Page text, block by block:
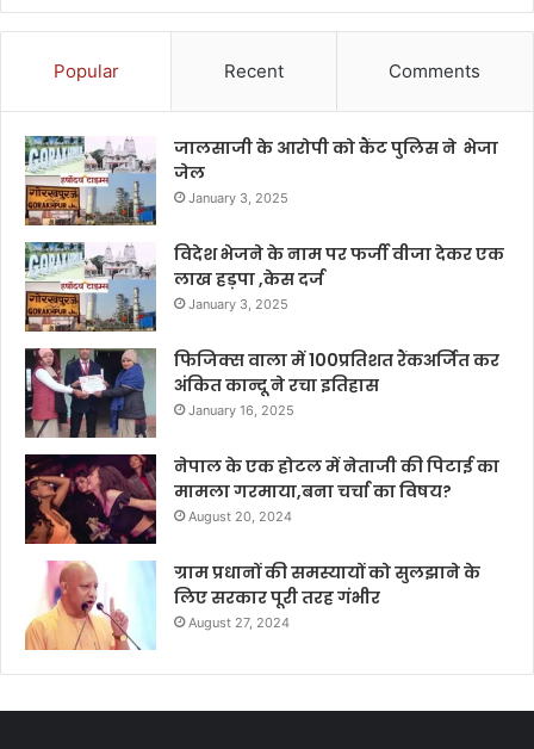
Popular Recent Comments
जालसाजी के आरोपी को कैंट पुलिस ने भेजा
जेल
January 3, 2025
विदेश भेजने के नाम पर फर्जी वीजा देकर एक
लाख हड़पा ,केस दर्ज
January 3, 2025
फिजिक्स वाला में 100प्रतिशत रैंकअर्जित कर
अंकित कान्दू ने रचा इतिहास
January 16, 2025
नेपाल के एक होटल में नेताजी की पिटाई का
मामला गरमाया,बना चर्चा का विषय?
August 20, 2024
ग्राम प्रधानों की समस्यायों को सुलझाने के
लिए सरकार पूरी तरह गंभीर
August 27, 2024